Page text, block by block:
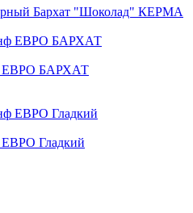
Бархат "Шоколад" КЕРМА
ЕВРО БАРХАТ
Гладкий